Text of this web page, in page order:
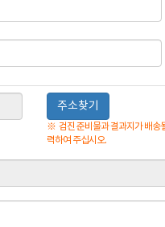
주소찾기
※ 검진 준비물과 결과지가 배송
력하여 주십시오.